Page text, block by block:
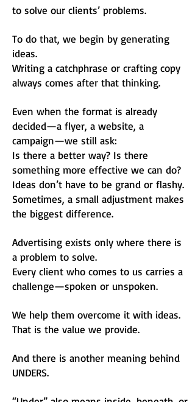
to solve our clients’ problems.
To do that, we begin by generating
ideas.
Writing a catchphrase or crafting copy
always comes after that thinking.
Even when the format is already
decided—a flyer, a website, a
campaign—we still ask:
Is there a better way? Is there
something more effective we can do?
Ideas don’t have to be grand or flashy.
Sometimes, a small adjustment makes
the biggest difference.
Advertising exists only where there is
a problem to solve.
Every client who comes to us carries a
challenge—spoken or unspoken.
We help them overcome it with ideas.
That is the value we provide.
And there is another meaning behind
UNDERS.